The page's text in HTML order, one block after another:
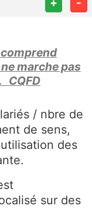
marche pas
CQFD
/ nbre de
de sens,
des
sur des